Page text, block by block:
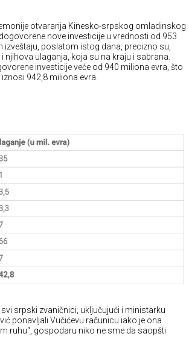
otvaranja Kinesko-srpskog omladinskog
nove investicije u vrednosti od 953
izveštaju, poslatom istog dana, precizno su,
ulaganja, koja su na kraju i sabrana.
investicije veće od 940 miliona evra, što
942,8 miliona evra.
srpski zvaničnici, uključujući i ministarku
ponavljali Vučićevu računicu iako je ona
ruhu“, gospodaru niko ne sme da saopšti